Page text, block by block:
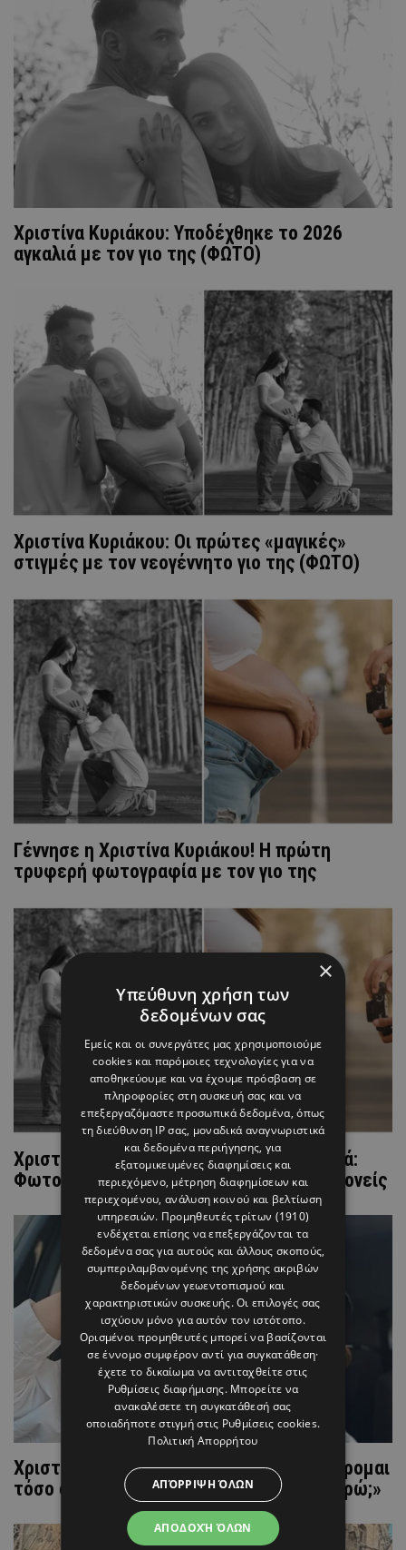
Χριστίνα Κυριάκου: Υποδέχθηκε το 2026
αγκαλιά με τον γιο της (ΦΩΤΟ)
Χριστίνα Κυριάκου: Οι πρώτες «μαγικές»
στιγμές με τον νεογέννητο γιο της (ΦΩΤΟ)
Γέννησε η Χριστίνα Κυριάκου! Η πρώτη
τρυφερή φωτογραφία με τον γιο της
Χριστίνα Κυριάκου & Δημήτρης Παστελλά:
Φωτογραφίζονται μαζί λίγο πριν γίνουν γονείς
Χριστίνα Κυριάκου: «Λες μα γιατί δεν χαίρομαι
τόσο όσο μου λένε όλοι ότι πρέπει να χαρώ;»
×
Υπεύθυνη χρήση των
δεδομένων σας
Εμείς και οι συνεργάτες μας χρησιμοποιούμε
cookies και παρόμοιες τεχνολογίες για να
αποθηκεύουμε και να έχουμε πρόσβαση σε
πληροφορίες στη συσκευή σας και να
επεξεργαζόμαστε προσωπικά δεδομένα, όπως
τη διεύθυνση IP σας, μοναδικά αναγνωριστικά
και δεδομένα περιήγησης, για
εξατομικευμένες διαφημίσεις και
περιεχόμενο, μέτρηση διαφημίσεων και
περιεχομένου, ανάλυση κοινού και βελτίωση
υπηρεσιών. Προμηθευτές τρίτων (1910)
ενδέχεται επίσης να επεξεργάζονται τα
δεδομένα σας για αυτούς και άλλους σκοπούς,
συμπεριλαμβανομένης της χρήσης ακριβών
δεδομένων γεωεντοπισμού και
χαρακτηριστικών συσκευής. Οι επιλογές σας
ισχύουν μόνο για αυτόν τον ιστότοπο.
Ορισμένοι προμηθευτές μπορεί να βασίζονται
σε έννομο συμφέρον αντί για συγκατάθεση·
έχετε το δικαίωμα να αντιταχθείτε στις
Ρυθμίσεις διαφήμισης. Μπορείτε να
ανακαλέσετε τη συγκατάθεσή σας
οποιαδήποτε στιγμή στις Ρυθμίσεις cookies.
Πολιτική Απορρήτου
ΑΠΟΔΟΧΉ ΌΛΩΝ
ΑΠΌΡΡΙΨΗ ΌΛΩΝ